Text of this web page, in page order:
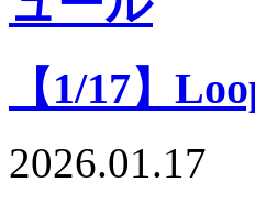
【1/17】
2026.01.17